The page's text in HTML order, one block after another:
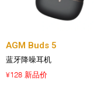
AGM Buds 5
蓝牙降噪耳机
¥128 新品价